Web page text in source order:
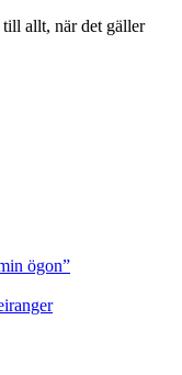
allt, när det gäller
ögon”